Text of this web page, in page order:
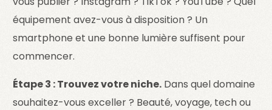
équipement avez-vous à disposition ? Un
smartphone et une bonne lumière suffisent pour
commencer.
Étape 3 : Trouvez votre niche. Dans quel domaine
souhaitez-vous exceller ? Beauté, voyage, tech ou